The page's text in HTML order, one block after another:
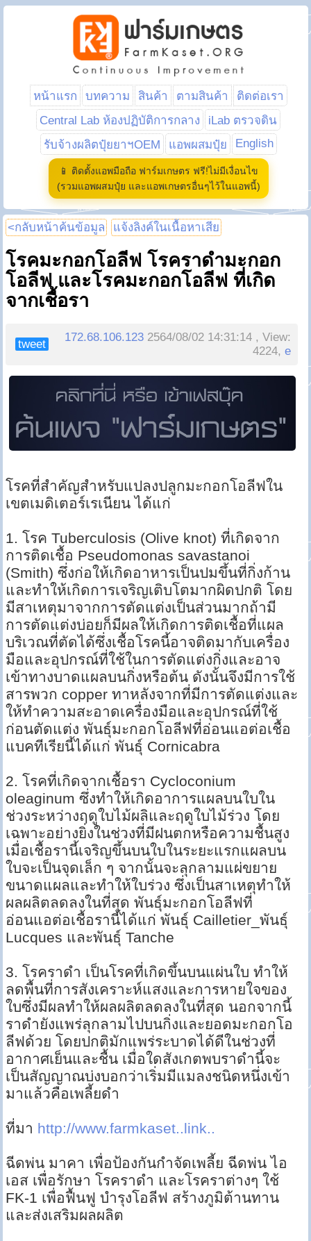
หน้าแรก บทความ สินค้า ตามสินค้า
ติดต่อเรา
Central Lab ห้องปฏิบัติการกลาง
iLab ตรวจดิน
รับจ้างผลิตปุ๋ยยาฯOEM
แอพผสมปุ๋ย English
📱 ติดตั้งแอพมือถือ ฟาร์มเกษตร ฟรี!ไม่มีเงื่อนไข
(รวมแอพผสมปุ๋ย และแอพเกษตรอื่นๆไว้ในแอพนี้)
<กลับหน้าค้นข้อมูล แจ้งลิงค์ในเนื้อหาเสีย
โรคมะกอกโอลีฟ โรคราดำมะกอก
โอลีฟ และโรคมะกอกโอลีฟ ที่เกิด
จากเชื้อรา
tweet
172.68.106.123 2564/08/02 14:31:14 , View:
4224,e
โรคที่สำคัญสำหรับแปลงปลูกมะกอกโอลีฟใน
เขตเมดิเตอร์เรเนียน ได้แก่
1. โรค Tuberculosis (Olive knot) ที่เกิดจาก
การติดเชื้อ Pseudomonas savastanoi
(Smith) ซึ่งก่อให้เกิดอาหารเป็นปมขึ้นที่กิ่งก้าน
และทำให้เกิดการเจริญเติบโตมากผิดปกติ โดย
มีสาเหตุมาจากการตัดแต่งเป็นส่วนมากถ้ามี
การตัดแต่งบ่อยก็มีผลให้เกิดการติดเชื้อที่แผล
บริเวณที่ตัดได้ซึ่งเชื้อโรคนี้อาจติดมากับเครื่อง
มือและอุปกรณ์ที่ใช้ในการตัดแต่งกิ่งและอาจ
เข้าทางบาดแผลบนกิ่งหรือต้น ดังนั้นจึงมีการใช้
สารพวก copper ทาหลังจากที่มีการตัดแต่งและ
ให้ทำความสะอาดเครื่องมือและอุปกรณ์ที่ใช้
ก่อนตัดแต่ง พันธุ์มะกอกโอลีฟที่อ่อนแอต่อเชื้อ
แบคทีเรียนี้ได้แก่ พันธุ์ Cornicabra
2. โรคที่เกิดจากเชื้อรา Cycloconium
oleaginum ซึ่งทำให้เกิดอาการแผลบนใบใน
ช่วงระหว่างฤดูใบไม้ผลิและฤดูใบไม้ร่วง โดย
เฉพาะอย่างยิ่งในช่วงที่มีฝนตกหรือความชื้นสูง
เมื่อเชื้อรานี้เจริญขึ้นบนใบในระยะแรกแผลบน
ใบจะเป็นจุดเล็ก ๆ จากนั้นจะลุกลามแผ่ขยาย
ขนาดแผลและทำให้ใบร่วง ซึ่งเป็นสาเหตุทำให้
ผลผลิตลดลงในที่สุด พันธุ์มะกอกโอลีฟที่
อ่อนแอต่อเชื้อรานี้ได้แก่ พันธุ์ Cailletier_พันธุ์
Lucques และพันธุ์ Tanche
3. โรคราดำ เป็นโรคที่เกิดขึ้นบนแผ่นใบ ทำให้
ลดพื้นที่การสังเคราะห์แสงและการหายใจของ
ใบซึ่งมีผลทำให้ผลผลิตลดลงในที่สุด นอกจากนี้
ราดำยังแพร่ลุกลามไปบนกิ่งและยอดมะกอกโอ
ลีฟด้วย โดยปกติมักแพร่ระบาดได้ดีในช่วงที่
อากาศเย็นและชื้น เมื่อใดสังเกตพบราดำนี้จะ
เป็นสัญญาณบ่งบอกว่าเริ่มมีแมลงชนิดหนึ่งเข้า
มาแล้วคือเพลี้ยดำ
ที่มา http://www.farmkaset..link..
ฉีดพ่น มาคา เพื่อป้องกันกำจัดเพลี้ย ฉีดพ่น ไอ
เอส เพื่อรักษา โรคราดำ และโรคราต่างๆ ใช้
FK-1 เพื่อฟื้นฟู บำรุงโอลีฟ สร้างภูมิต้านทาน
และส่งเสริมผลผลิต